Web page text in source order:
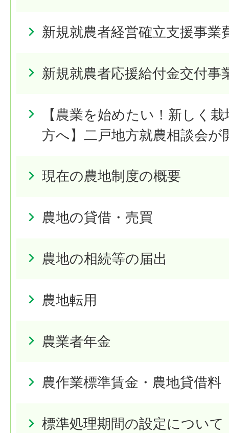
新規就農者経営確立支援事業
新規就農者応援給付金交付事
【農業を始めたい！新しく
方へ】二戸地方就農相談会が
現在の農地制度の概要
農地の貸借・売買
農地の相続等の届出
農地転用
農業者年金
農作業標準賃金・農地貸借料
標準処理期間の設定について